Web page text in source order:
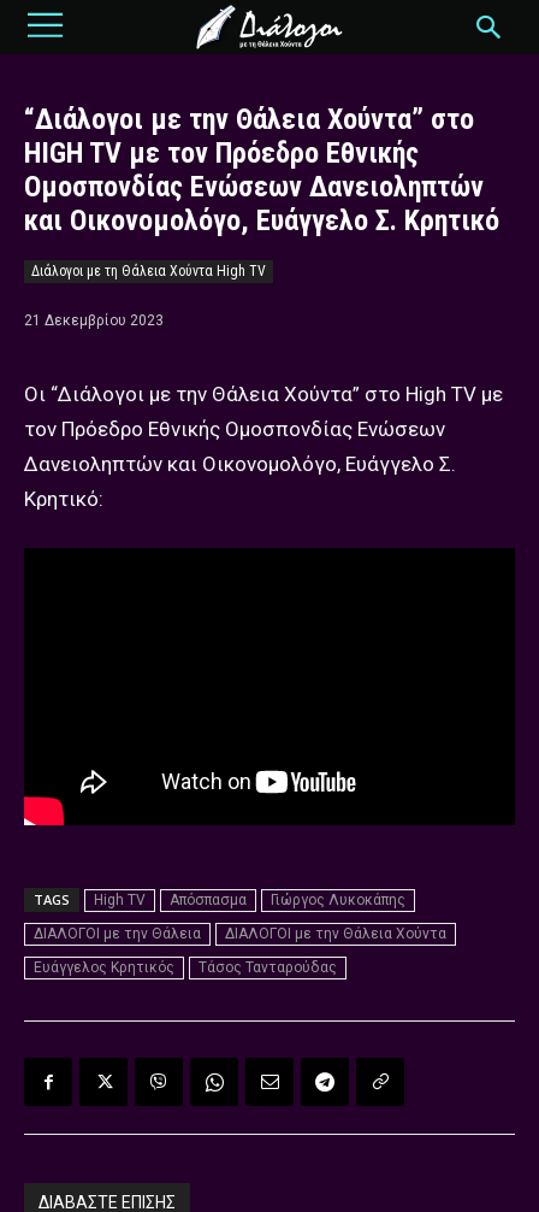
“Διάλογοι με την Θάλεια Χούντα” στο
HIGH TV με τον Πρόεδρο Εθνικής
Ομοσπονδίας Ενώσεων Δανειοληπτών
και Οικονομολόγο, Ευάγγελο Σ. Κρητικό
Διάλογοι με τη Θάλεια Χούντα High TV
21 Δεκεμβρίου 2023
Οι “Διάλογοι με την Θάλεια Χούντα” στο High TV με
τον Πρόεδρο Εθνικής Ομοσπονδίας Ενώσεων
Δανειοληπτών και Οικονομολόγο, Ευάγγελο Σ.
Κρητικό:
TAGS High TV Απόσπασμα
Γιώργος Λυκοκάπης
ΔΙΑΛΟΓΟΙ με την Θάλεια
ΔΙΑΛΟΓΟΙ με την Θάλεια Χούντα
Ευάγγελος Κρητικός
Τάσος Τανταρούδας
ΔΙΑΒΑΣΤΕ ΕΠΙΣΗΣ